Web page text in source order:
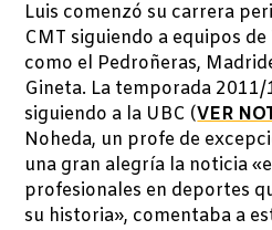
Luis comenzó su carrera
CMT siguiendo a equipos
como el Pedroñeras,
Gineta. La temporada
siguiendo a la UBC (VER
Noheda, un profe de
una gran alegría la noticia
profesionales en deportes
su historia», comentaba a